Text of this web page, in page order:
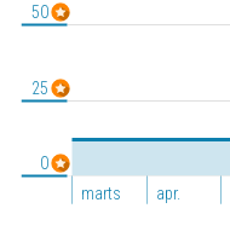
marts apr.
0
50
25